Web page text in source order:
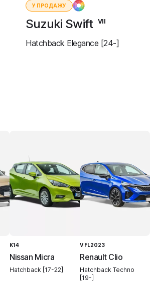
У ПРОДАЖУ
Suzuki Swift VII
Hatchback Elegance [24-]
K14
Nissan Micra
Hatchback [17-22]
V FL2023
Renault Clio
Hatchback Techno
[19-]